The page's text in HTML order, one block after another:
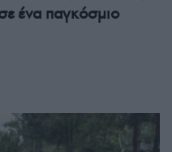
ένα παγκόσμιο